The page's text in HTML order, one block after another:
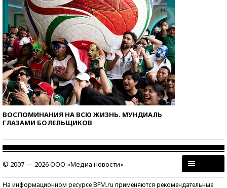
ВОСПОМИНАНИЯ НА ВСЮ ЖИЗНЬ. МУНДИАЛЬ
ГЛАЗАМИ БОЛЕЛЬЩИКОВ
© 2007 — 2026 ООО «Медиа новости»
На информационном ресурсе BFM.ru применяются рекомендательные